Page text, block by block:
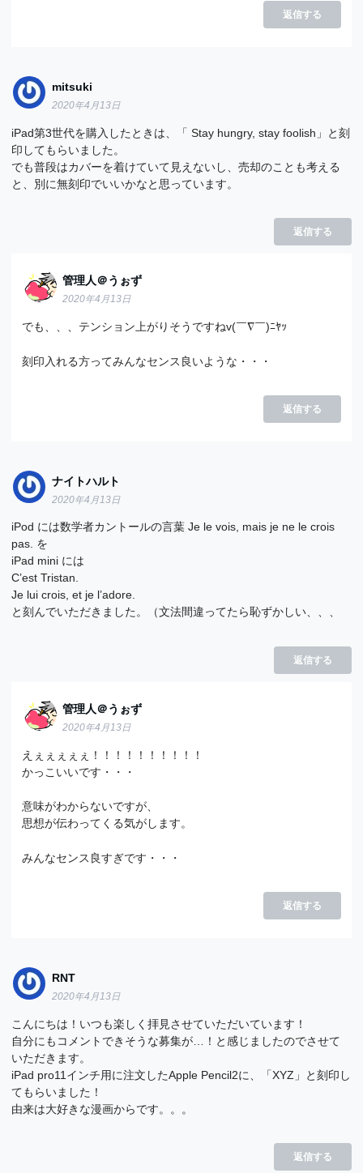
返信する
mitsuki
2020年4月13日
iPad第3世代を購入したときは、「 Stay hungry, stay foolish」と刻
印してもらいました。
でも普段はカバーを着けていて見えないし、売却のことも考える
と、別に無刻印でいいかなと思っています。
返信する
管理人＠うぉず
2020年4月13日
でも、、、テンション上がりそうですねv(￣∇￣)ﾆﾔｯ
刻印入れる方ってみんなセンス良いような・・・
返信する
ナイトハルト
2020年4月13日
iPod には数学者カントールの言葉 Je le vois, mais je ne le crois
pas. を
iPad mini には
C’est Tristan.
Je lui crois, et je l’adore.
と刻んでいただきました。（文法間違ってたら恥ずかしい、、、
返信する
管理人＠うぉず
2020年4月13日
えぇぇぇぇぇ！！！！！！！！！！
かっこいいです・・・
意味がわからないですが、
思想が伝わってくる気がします。
みんなセンス良すぎです・・・
返信する
RNT
2020年4月13日
こんにちは！いつも楽しく拝見させていただいています！
自分にもコメントできそうな募集が…！と感じましたのでさせて
いただきます。
iPad pro11インチ用に注文したApple Pencil2に、「XYZ」と刻印し
てもらいました！
由来は大好きな漫画からです。。。
返信する